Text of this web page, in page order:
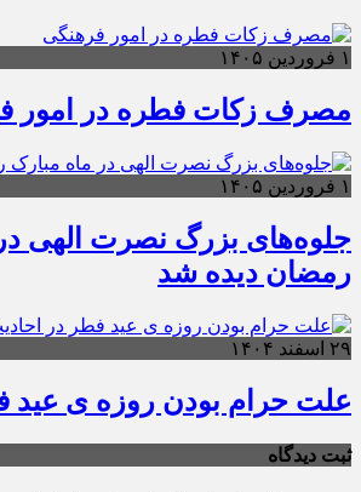
۱ فروردین ۱۴۰۵
مصرف زکات فطره در امور
۱ فروردین ۱۴۰۵
جلوه‌های بزرگ نصرت الهی
رمضان دیده شد
۲۹ اسفند ۱۴۰۴
علت حرام بودن روزه ی عید
ثبت دیدگاه